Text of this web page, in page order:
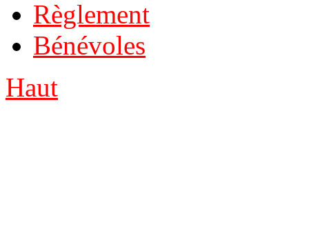
Règlement
Bénévoles
Haut